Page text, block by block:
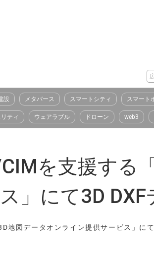
設 メタバース スマートシティ スマート
ティ ウェアラブル ドローン web3
を支援する
」にて3D
地図データオンライン提供サービス」に